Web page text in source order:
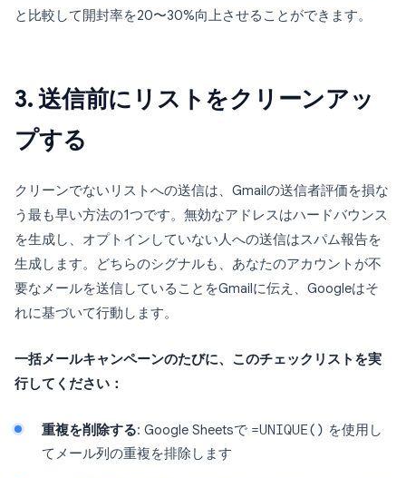
と比較して開封率を20〜30%向上させることができます。
3. 送信前にリストをクリーンアッ
プする
クリーンでないリストへの送信は、Gmailの送信者評価を損な
う最も早い方法の1つです。無効なアドレスはハードバウンス
を生成し、オプトインしていない人への送信はスパム報告を
生成します。どちらのシグナルも、あなたのアカウントが不
要なメールを送信していることをGmailに伝え、Googleはそ
れに基づいて行動します。
一括メールキャンペーンのたびに、このチェックリストを実
行してください：
重複を削除する: Google Sheetsで =UNIQUE() を使用し
てメール列の重複を排除します